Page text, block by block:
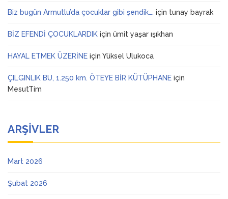
Biz bugün Armutlu’da çocuklar gibi şendik…. için tunay bayrak
BİZ EFENDİ ÇOCUKLARDIK için ümit yaşar ışıkhan
HAYAL ETMEK ÜZERİNE için Yüksel Ulukoca
ÇILGINLIK BU, 1.250 km. ÖTEYE BİR KÜTÜPHANE için
MesutTim
ARŞIVLER
Mart 2026
Şubat 2026